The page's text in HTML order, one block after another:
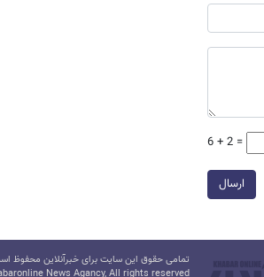
6 + 2 =
ارسال
تمامی حقوق این سایت برای خبرآنلاین محفوظ
News Agancy, All rights reserved